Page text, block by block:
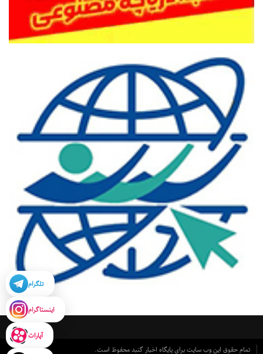
تمام حقوق این وب سایت برای پایگاه اخبار گنبد محفوظ است.
تلگرام
اینستاگرام
آپارات